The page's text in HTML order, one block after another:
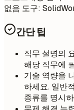
없음 도구:
간단 팁
직무 설명의
해당 직무에
기술 역량을
하세요. 일반
종류를 명시